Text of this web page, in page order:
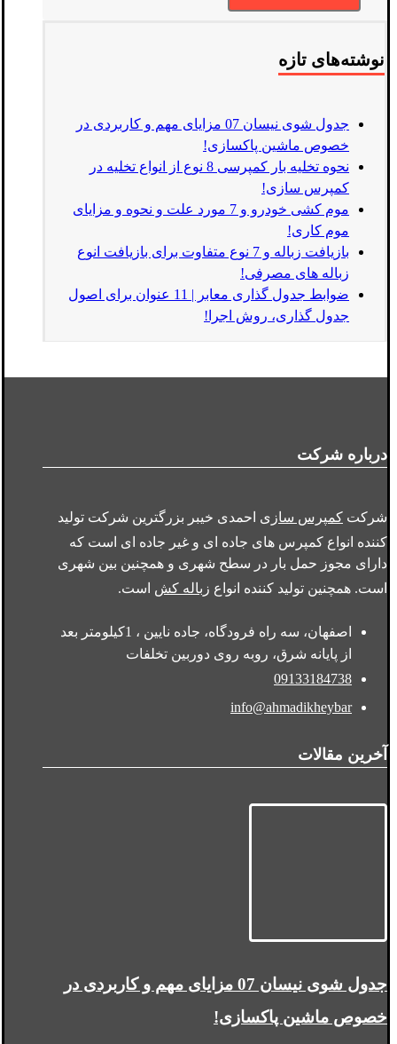
نوشته‌های تازه
جدول شوی نیسان 07 مزایای مهم و کاربردی در
خصوص ماشین پاکسازی!
نحوه تخلیه بار کمپرسی 8 نوع از انواع تخلیه در
کمپرس سازی!
موم کشی خودرو و 7 مورد علت و نحوه و مزایای
موم کاری!
بازیافت زباله و 7 نوع متفاوت برای بازیافت انوع
زباله های مصرفی!
ضوابط جدول گذاری معابر | 11 عنوان برای اصول
جدول گذاری، روش اجرا!
درباره شرکت
شرکت کمپرس سازی احمدی خیبر بزرگترین شرکت تولید
کننده انواع کمپرس های جاده ای و غیر جاده ای است که
دارای مجوز حمل بار در سطح شهری و همچنین بین شهری
است. همچنین تولید کننده انواع زباله کش است.
اصفهان، سه راه فرودگاه، جاده نایین ، 1کیلومتر بعد
از پایانه شرق، روبه روی دوربین تخلفات
09133184738
info@ahmadikheybar
آخرین مقالات
جدول شوی نیسان 07 مزایای مهم و کاربردی در
خصوص ماشین پاکسازی!